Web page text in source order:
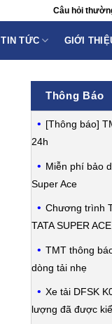
Câu hỏi
TIN TỨC GIỚI
Thông Báo
[Thông báo]
24h
Miễn phí bảo
Super Ace
Chương trình
TATA SUPER
TMT thông
dòng tải nhẹ
Xe tải DFSK
lượng đã được